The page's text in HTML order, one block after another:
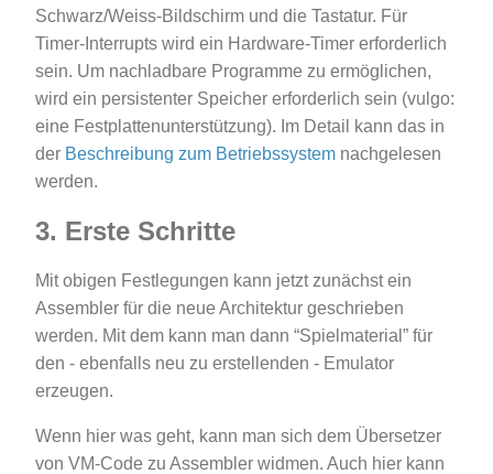
Schwarz/Weiss-Bildschirm und die Tastatur. Für
Timer-Interrupts wird ein Hardware-Timer erforderlich
sein. Um nachladbare Programme zu ermöglichen,
wird ein persistenter Speicher erforderlich sein (vulgo:
eine Festplattenunterstützung). Im Detail kann das in
der Beschreibung zum Betriebssystem nachgelesen
werden.
3. Erste Schritte
Mit obigen Festlegungen kann jetzt zunächst ein
Assembler für die neue Architektur geschrieben
werden. Mit dem kann man dann “Spielmaterial” für
den - ebenfalls neu zu erstellenden - Emulator
erzeugen.
Wenn hier was geht, kann man sich dem Übersetzer
von VM-Code zu Assembler widmen. Auch hier kann